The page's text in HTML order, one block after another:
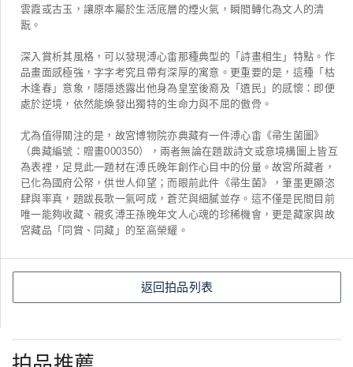
雲霞或古玉，讓原本屬於生活底層的煙火氣，瞬間轉化為文人的清
翫。
深入賞析其風格，可以發現溥心畬那種典型的「詩畫相生」特點。作
品畫面感極強，字字考究且帶有深厚的寓意。更重要的是，這種「枯
木逢春」意象，隱隱透露出他身為皇室後裔及「遺民」的感懷：即便
處於逆境，依然能煥發出獨特的生命力與不屈的傲骨。
尤為值得關注的是，故宮博物院亦典藏有一件溥心畬《帚生菌圖》
（典藏編號：贈畫000350），兩者無論在題跋詩文或意境構圖上皆互
為表裡，足見此一題材在溥氏晚年創作心目中的份量。故宮所藏者，
已化為國府公帑，供世人仰望；而眼前此件《帚生菌》，筆墨更顯恣
肆與率真，題跋長歌一氣呵成，蒼茫與細膩並存。這不僅是民間目前
唯一能夠收藏、親炙溥王孫晚年文人心魂的珍稀機會，更是藏家與故
宮藏品「同賞、同藏」的至高榮耀。
返回拍品列表